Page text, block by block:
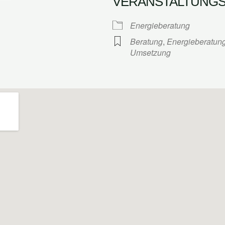
iCalendar
Energieberatung
Beratung,
Umsetzung